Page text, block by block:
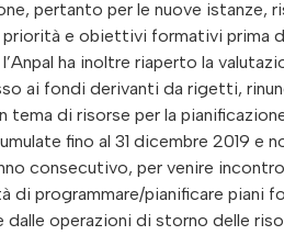
pertanto per le nuove istanze,
e obiettivi formativi prima
ha inoltre riaperto la
ai fondi derivanti da rigetti,
tema di risorse per la
fino al 31 dicembre 2019 e
consecutivo, per venire
di programmare/pianificare piani
dalle operazioni di storno delle